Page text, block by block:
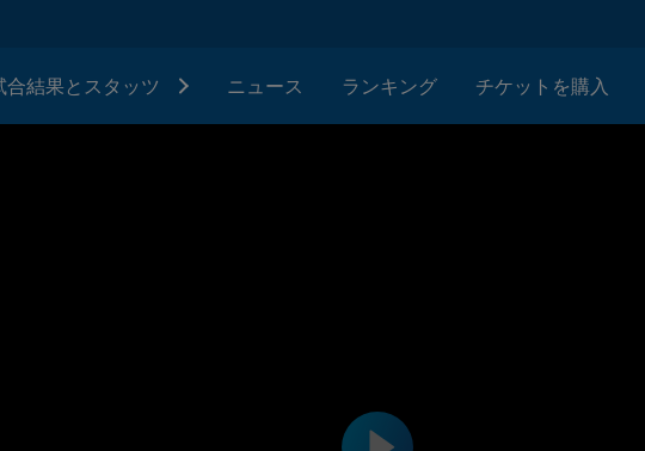
合結果とスタッツ ニュース ランキング チケットを購入